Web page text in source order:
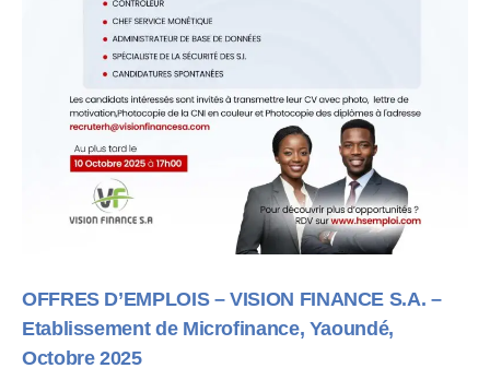
OFFRES D’EMPLOIS –VISION FINANCE S.A. –
Etablissement de Microfinance, Yaoundé,
Octobre 2025